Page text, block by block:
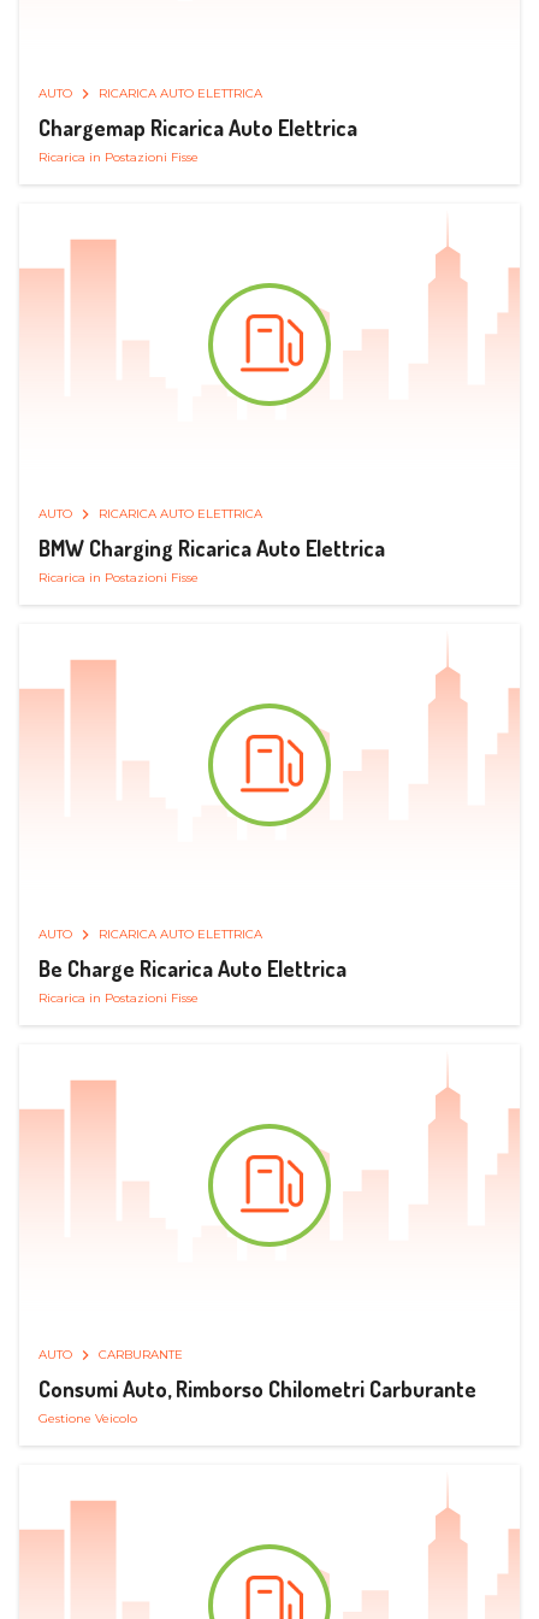
AUTO RICARICA AUTO ELETTRICA
Chargemap Ricarica Auto Elettrica
Ricarica in Postazioni Fisse
AUTO RICARICA AUTO ELETTRICA
BMW Charging Ricarica Auto Elettrica
Ricarica in Postazioni Fisse
AUTO RICARICA AUTO ELETTRICA
Be Charge Ricarica Auto Elettrica
Ricarica in Postazioni Fisse
AUTO CARBURANTE
Consumi Auto, Rimborso Chilometri Carburante
Gestione Veicolo